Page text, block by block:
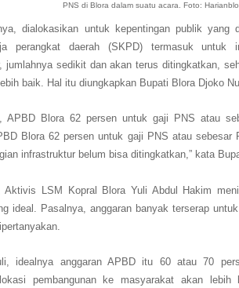
PNS di Blora dalam suatu acara. Foto:
dialokasikan untuk kepentingan publik yang
perangkat daerah (SKPD) termasuk untuk
jumlahnya sedikit dan akan terus ditingkatkan,
baik. Hal itu diungkapkan Bupati Blora Djoko
APBD Blora 62 persen untuk gaji PNS atau
Blora 62 persen untuk gaji PNS atau sebesar
infrastruktur belum bisa ditingkatkan,” kata
LSM Kopral Blora Yuli Abdul Hakim
ideal. Pasalnya, anggaran banyak terserap
idealnya anggaran APBD itu 60 atau 70
pembangunan ke masyarakat akan lebih